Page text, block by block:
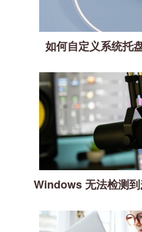
如何自定义系统托
Windows 无法检测